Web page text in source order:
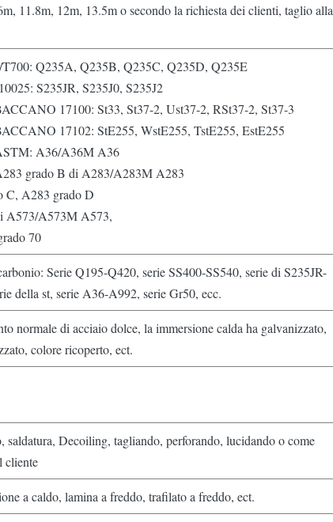
11.8m, 12m, 13.5m o secondo la richiesta dei clienti, taglio alla
Q235A, Q235B, Q235C, Q235D, Q235E
S235JR, S235J0, S235J2
17100: St33, St37-2, Ust37-2, RSt37-2, St37-3
17102: StE255, WstE255, TstE255, EstE255
A36/A36M A36
grado B di A283/A283M A283
C, A283 grado D
A573/A573M A573,
70
Serie Q195-Q420, serie SS400-SS540, serie di S235JR-
della st, serie A36-A992, serie Gr50, ecc.
normale di acciaio dolce, la immersione calda ha galvanizzato,
colore ricoperto, ect.
saldatura, Decoiling, tagliando, perforando, lucidando o come
cliente
a caldo, lamina a freddo, trafilato a freddo, ect.